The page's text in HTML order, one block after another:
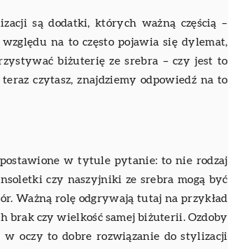
są dodatki, których ważną częścią –
na to często pojawia się dylemat,
biżuterię ze srebra – czy jest to
czytasz, znajdziemy odpowiedź na to
w tytule pytanie: to nie rodzaj
czy naszyjniki ze srebra mogą być
Ważną rolę odgrywają tutaj na przykład
brak czy wielkość samej biżuterii. Ozdoby
oczy to dobre rozwiązanie do stylizacji